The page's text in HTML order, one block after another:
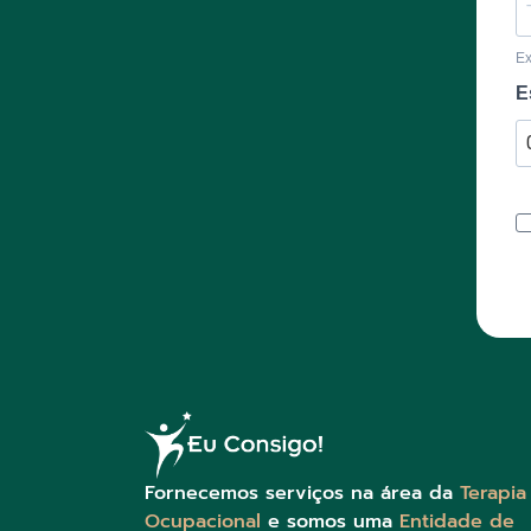
Fornecemos serviços na área da Terapia
Ocupacional e somos uma Entidade de